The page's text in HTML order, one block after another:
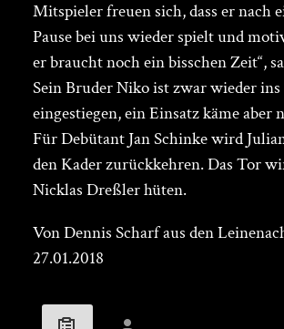
Mitspieler freuen sich, dass er nach
Pause bei uns wieder spielt und
er braucht noch ein bisschen Zeit“,
Sein Bruder Niko ist zwar wieder
eingestiegen, ein Einsatz käme aber
Für Debütant Jan Schinke wird
den Kader zurückkehren. Das Tor
Nicklas Dreßler hüten.
Von Dennis Scharf aus den
27.01.2018